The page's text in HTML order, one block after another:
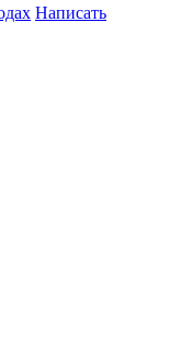
Написать